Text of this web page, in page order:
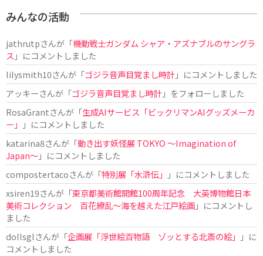
みんなの活動
jathrutpさんが「機動戦士ガンダム シャア・アズナブルのサングラ
ス 」にコメントしました
lilysmith10さんが「ゴジラ音声目覚まし時計」にコメントしました
アッキーさんが「ゴジラ音声目覚まし時計」をフォローしました
RosaGrantさんが「生成AIサービス「ビックリマンAIグッズメーカ
ー」
」にコメントしました
katarina8さんが「動き出す妖怪展 TOKYO 〜Imagination of
Japan〜」にコメントしました
compostertacoさんが「特別展「水滸伝」
」にコメントしました
xsiren19さんが「東京都美術館開館100周年記念 大英博物館日本
美術コレクション 百花繚乱～海を越えた江戸絵画」にコメントし
ました
dollsglさんが「企画展「浮世絵百物語 ゾッとする北斎の絵」
」に
コメントしました